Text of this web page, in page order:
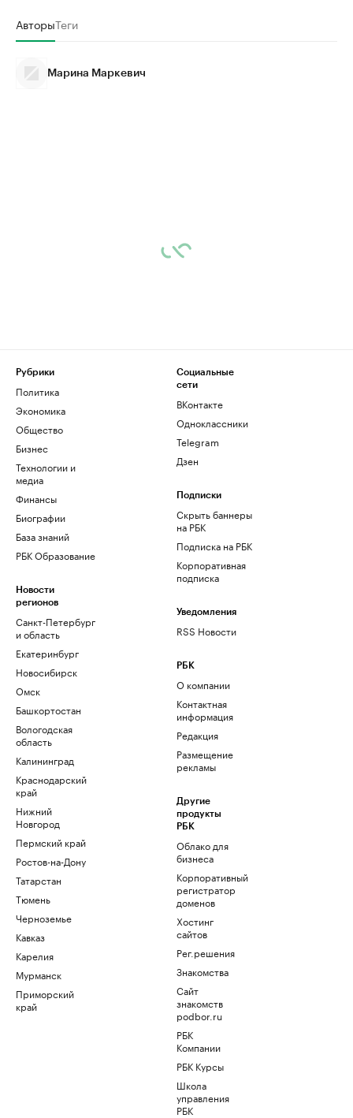
АвторыТеги
Марина Маркевич
Рубрики
Политика
Экономика
Общество
Бизнес
Технологии и
медиа
Финансы
Биографии
База знаний
РБК Образование
Новости
регионов
Санкт-Петербург
и область
Екатеринбург
Новосибирск
Омск
Башкортостан
Вологодская
область
Калининград
Краснодарский
край
Нижний
Новгород
Пермский край
Ростов-на-Дону
Татарстан
Тюмень
Черноземье
Кавказ
Карелия
Мурманск
Приморский
край
Социальные
сети
ВКонтакте
Одноклассники
Telegram
Дзен
Подписки
Скрыть баннеры
на РБК
Подписка на РБК
Корпоративная
подписка
Уведомления
RSS Новости
РБК
О компании
Контактная
информация
Редакция
Размещение
рекламы
Другие
продукты
РБК
Облако для
бизнеса
Корпоративный
регистратор
доменов
Хостинг
сайтов
Рег.решения
Знакомства
Сайт
знакомств
podbor.ru
РБК
Компании
РБК Курсы
Школа
управления
РБК